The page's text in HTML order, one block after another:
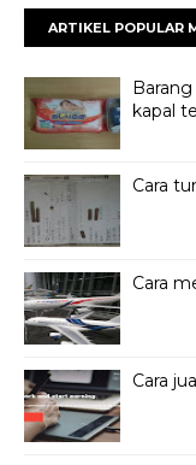
ARTIKEL POPULAR
kapal
Cara
Cara
Cara